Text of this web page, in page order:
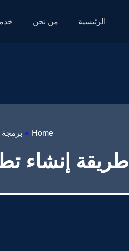
الرئيسية من نحن
Home
» برمجة
طريقة إنشاء